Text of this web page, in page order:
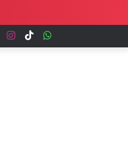
TikTok
Instagram